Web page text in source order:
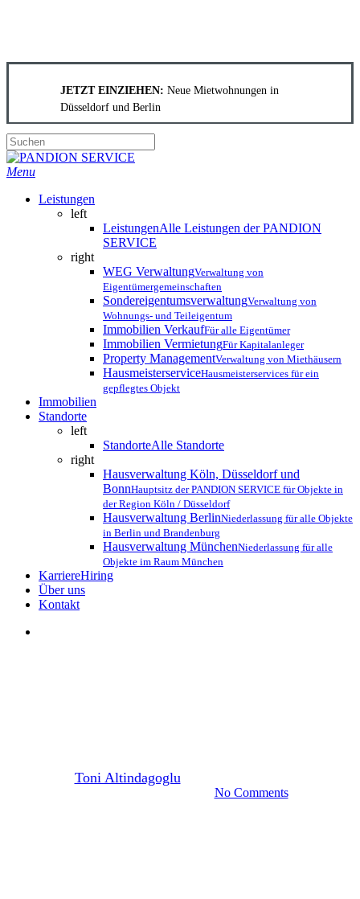
Skip
JETZT EINZIEHEN: Neue Mietwohnungen in
Düsseldorf und Berlin
Close
Search
search
Menu
Leistungen
left
LeistungenAlle Leistungen der PANDION
SERVICE
right
WEG VerwaltungVerwaltung von
Eigentümergemeinschaften
SondereigentumsverwaltungVerwaltung von
Wohnungs- und Teileigentum
Immobilien VerkaufFür alle Eigentümer
Immobilien VermietungFür Kapitalanleger
Property ManagementVerwaltung von Miethäusern
HausmeisterserviceHausmeisterservices für ein
gepflegtes Objekt
Immobilien
Standorte
left
StandorteAlle Standorte
right
Hausverwaltung Köln, Düsseldorf und
BonnHauptsitz der PANDION SERVICE für Objekte in
der Region Köln / Düsseldorf
Hausverwaltung BerlinNiederlassung für alle Objekte
in Berlin und Brandenburg
Hausverwaltung MünchenNiederlassung für alle
Objekte im Raum München
KarriereHiring
Über uns
Kontakt
Toni Altindagoglu
No Comments